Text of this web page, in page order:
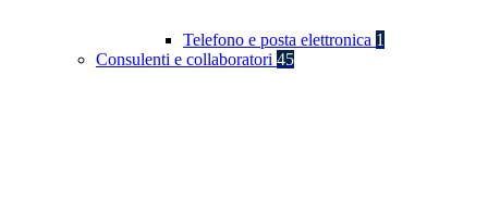
Telefono e posta elettronica 1
Consulenti e collaboratori 45